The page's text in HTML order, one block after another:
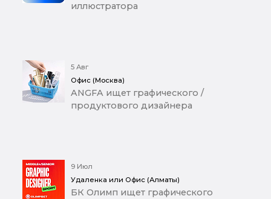
иллюстратора
5 Авг
Офис (Москва)
ANGFA ищет графического /
продуктового дизайнера
9 Июл
Удаленка или Офис (Алматы)
БК Олимп ищет графического